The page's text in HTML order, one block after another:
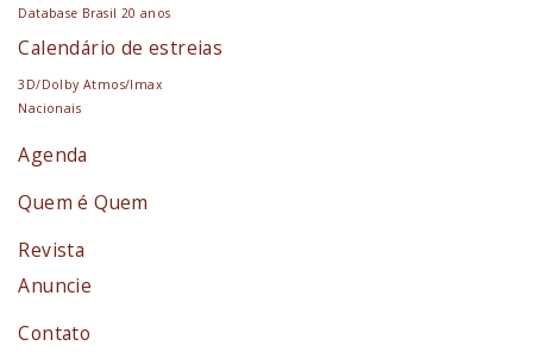
Database Brasil 20 anos
Calendário de estreias
3D/Dolby Atmos/Imax
Nacionais
Agenda
Quem é Quem
Revista
Anuncie
Contato